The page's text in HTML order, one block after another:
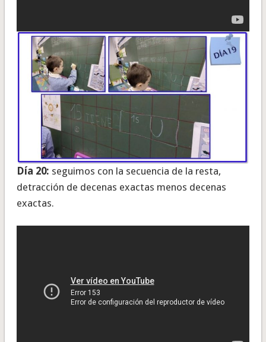
Día 20: seguimos con la secuencia de la resta,
detracción de decenas exactas menos decenas
exactas.